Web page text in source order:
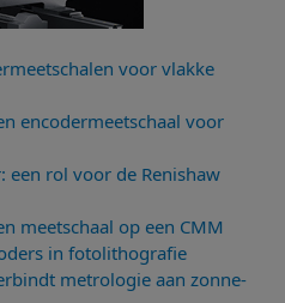
voor vlakke
encodermeetschaal voor
rol voor de Renishaw
meetschaal op een CMM
in fotolithografie
metrologie aan zonne-